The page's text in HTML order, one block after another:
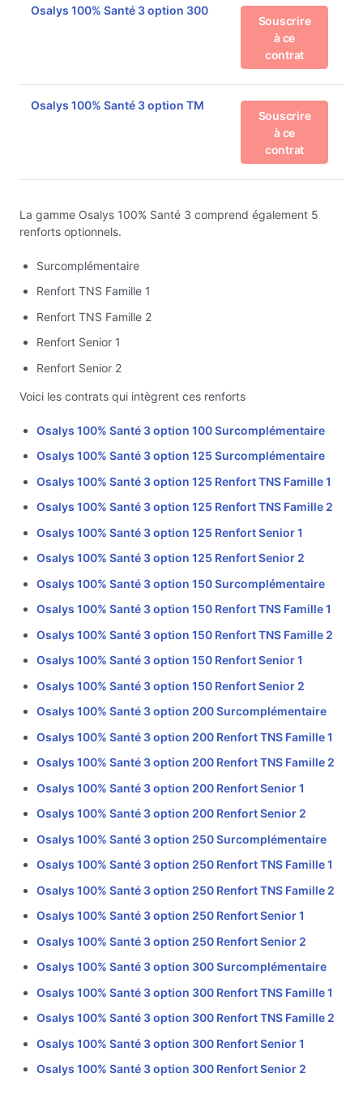
Osalys 100% Santé 3 option 300
Souscrire
à ce
contrat
Osalys 100% Santé 3 option TM
Souscrire
à ce
contrat
La gamme Osalys 100% Santé 3 comprend également 5
renforts optionnels.
Surcomplémentaire
Renfort TNS Famille 1
Renfort TNS Famille 2
Renfort Senior 1
Renfort Senior 2
Voici les contrats qui intègrent ces renforts
Osalys 100% Santé 3 option 100 Surcomplémentaire
Osalys 100% Santé 3 option 125 Surcomplémentaire
Osalys 100% Santé 3 option 125 Renfort TNS Famille 1
Osalys 100% Santé 3 option 125 Renfort TNS Famille 2
Osalys 100% Santé 3 option 125 Renfort Senior 1
Osalys 100% Santé 3 option 125 Renfort Senior 2
Osalys 100% Santé 3 option 150 Surcomplémentaire
Osalys 100% Santé 3 option 150 Renfort TNS Famille 1
Osalys 100% Santé 3 option 150 Renfort TNS Famille 2
Osalys 100% Santé 3 option 150 Renfort Senior 1
Osalys 100% Santé 3 option 150 Renfort Senior 2
Osalys 100% Santé 3 option 200 Surcomplémentaire
Osalys 100% Santé 3 option 200 Renfort TNS Famille 1
Osalys 100% Santé 3 option 200 Renfort TNS Famille 2
Osalys 100% Santé 3 option 200 Renfort Senior 1
Osalys 100% Santé 3 option 200 Renfort Senior 2
Osalys 100% Santé 3 option 250 Surcomplémentaire
Osalys 100% Santé 3 option 250 Renfort TNS Famille 1
Osalys 100% Santé 3 option 250 Renfort TNS Famille 2
Osalys 100% Santé 3 option 250 Renfort Senior 1
Osalys 100% Santé 3 option 250 Renfort Senior 2
Osalys 100% Santé 3 option 300 Surcomplémentaire
Osalys 100% Santé 3 option 300 Renfort TNS Famille 1
Osalys 100% Santé 3 option 300 Renfort TNS Famille 2
Osalys 100% Santé 3 option 300 Renfort Senior 1
Osalys 100% Santé 3 option 300 Renfort Senior 2